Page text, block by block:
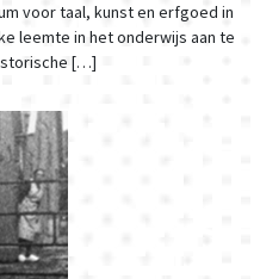
voor taal, kunst en erfgoed in
leemte in het onderwijs aan te
[…]